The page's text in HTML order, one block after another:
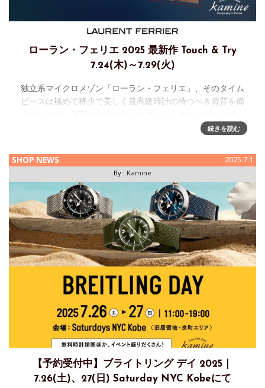
ローラン・フェリエ 2025 最新作 Touch & Try
7.24(木)～7.29(火)
独立系マイクロメゾン「ローラン・フェリエ」、そのタイム
ピースは極めて稀少で美しく最高級時計の持つべき資質を備
クラシックなデザインでありながら、中身は極めて高性能な
続きを読む
SHOP NEWS 2025.7.1
By : Kamine
【予約受付中】ブライトリング デイ 2025｜
7.26(土)、27(日) Saturday NYC Kobeにて